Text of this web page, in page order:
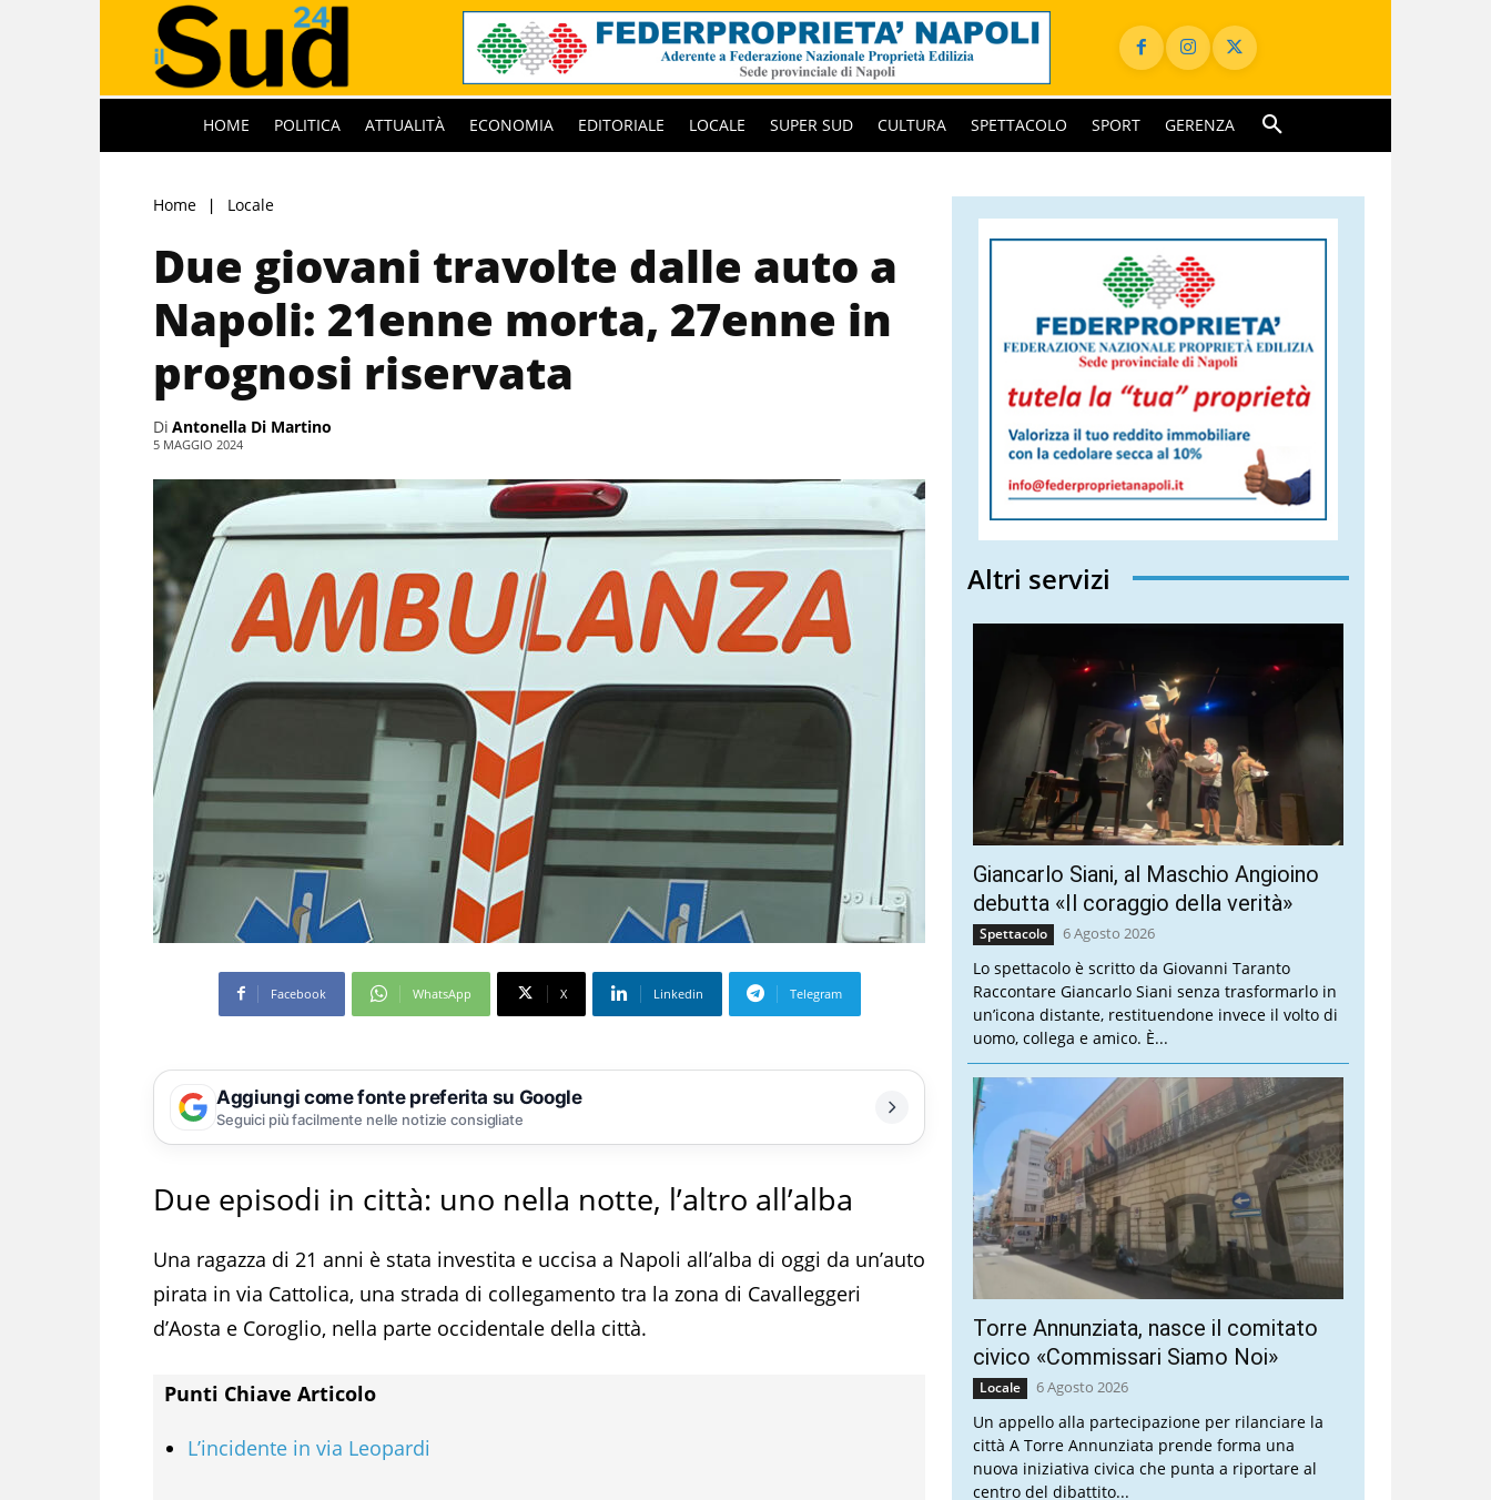
HOME POLITICA ATTUALITÀ ECONOMIA EDITORIALE LOCALE SUPER SUD CULTURA SPETTACOLO SPORT GERENZA
Home Locale
Due giovani travolte dalle auto a
Napoli: 21enne morta, 27enne in
prognosi riservata
Di Antonella Di Martino
5 MAGGIO 2024
Facebook WhatsApp X Linkedin Telegram
Aggiungi come fonte preferita su Google
Seguici più facilmente nelle notizie consigliate
Due episodi in città: uno nella notte, l’altro all’alba
Una ragazza di 21 anni è stata investita e uccisa a Napoli all’alba di oggi da un’auto
pirata in via Cattolica, una strada di collegamento tra la zona di Cavalleggeri
d’Aosta e Coroglio, nella parte occidentale della città.
Punti Chiave Articolo
L’incidente in via Leopardi
Altri servizi
Giancarlo Siani, al Maschio Angioino
debutta «Il coraggio della verità»
Spettacolo 6 Agosto 2026
Lo spettacolo è scritto da Giovanni Taranto
Raccontare Giancarlo Siani senza trasformarlo in
un’icona distante, restituendone invece il volto di
uomo, collega e amico. È...
Torre Annunziata, nasce il comitato
civico «Commissari Siamo Noi»
Locale 6 Agosto 2026
Un appello alla partecipazione per rilanciare la
città A Torre Annunziata prende forma una
nuova iniziativa civica che punta a riportare al
centro del dibattito...